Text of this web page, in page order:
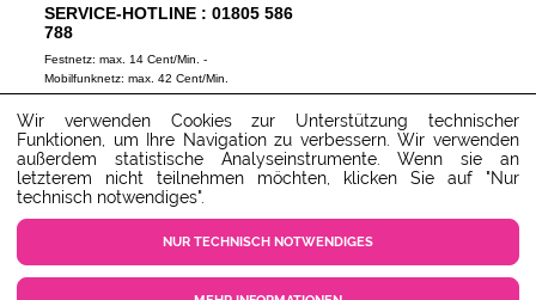
SERVICE-HOTLINE : 01805 586
788
Festnetz: max. 14 Cent/Min. -
Mobilfunknetz: max. 42 Cent/Min.
(Mo-Do 9-18 Uhr, Fr 9-16 Uhr)
ZUM SERVICECENTER
Wir verwenden Cookies zur Unterstützung technischer
Funktionen, um Ihre Navigation zu verbessern. Wir verwenden
außerdem statistische Analyseinstrumente. Wenn sie an
letzterem nicht teilnehmen möchten, klicken Sie auf "Nur
technisch notwendiges".
NUR TECHNISCH NOTWENDIGES